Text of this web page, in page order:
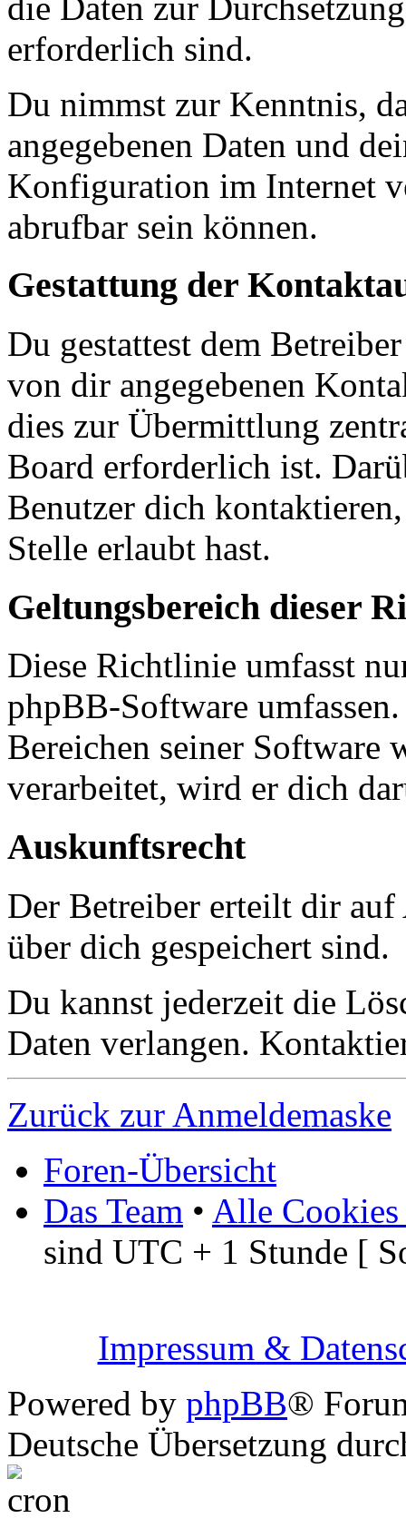
erforderlich sind.
Du nimmst zur Kenntnis,
angegebenen Daten und
Konfiguration im Internet
abrufbar sein können.
Gestattung der
Du gestattest dem
von dir angegebenen
dies zur Übermittlung
Board erforderlich ist.
Benutzer dich
Stelle erlaubt hast.
Geltungsbereich dieser
Diese Richtlinie umfasst
phpBB-Software
Bereichen seiner Software
verarbeitet, wird er dich
Auskunftsrecht
Der Betreiber erteilt dir
über dich gespeichert sind.
Du kannst jederzeit die
Daten verlangen.
Zurück zur Anmeldemaske
Foren-Übersicht
Das Team • Alle Cookies
sind UTC + 1 Stunde [
Impressum &
Powered by phpBB®
Deutsche Übersetzung